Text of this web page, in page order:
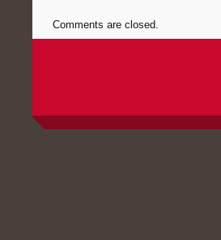
Comments are closed.